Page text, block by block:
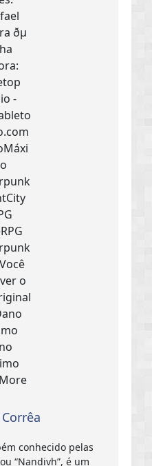
conhecido pelas
“Nandivh”, é um